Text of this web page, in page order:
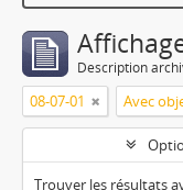
Description
08-07-01 Avec
Trouver les résultats